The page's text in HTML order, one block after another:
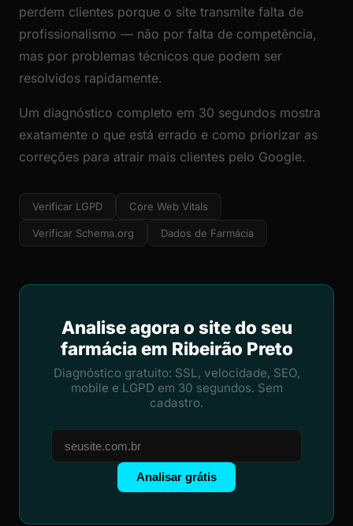
perdem clientes porque o site transmite falta de
profissionalismo — não por falta de competência,
mas por problemas técnicos que podem ser
resolvidos rapidamente.
Um diagnóstico completo em 30 segundos mostra
exatamente o que está errado e como priorizar as
correções para atrair mais clientes pelo Google.
Verificar LGPD Core Web Vitals
Verificar Schema.org Dados de Farmácia
Analise agora o site do seu
farmácia em Ribeirão Preto
Diagnóstico gratuito: SSL, velocidade, SEO,
mobile e LGPD em 30 segundos. Sem
cadastro.
Analisar grátis